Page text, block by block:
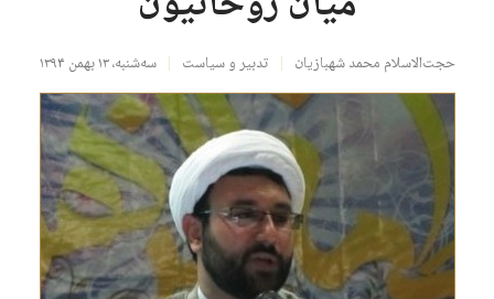
حجت‌الاسلام محمد شهبازیان تدبیر و سیاست سه‌شنبه، ۱۳ بهمن ۱۳۹۴